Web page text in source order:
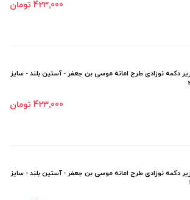
423٬000 تومان
زیر دکمه نوزادی طرح امانه موسی بن جعفر - آستین بلند - سایز
423٬000 تومان
زیر دکمه نوزادی طرح امانه موسی بن جعفر - آستین بلند - سایز
1